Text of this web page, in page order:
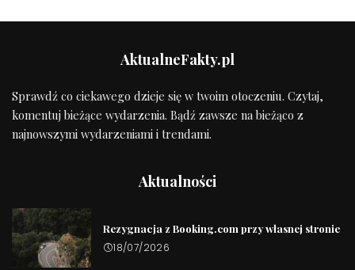
AktualneFakty.pl
Sprawdź co ciekawego dzieje się w twoim otoczeniu. Czytaj,
komentuj bieżące wydarzenia. Bądź zawsze na bieżąco z
najnowszymi wydarzeniami i trendami.
Aktualności
Rezygnacja z Booking.com przy własnej stronie
18/07/2026